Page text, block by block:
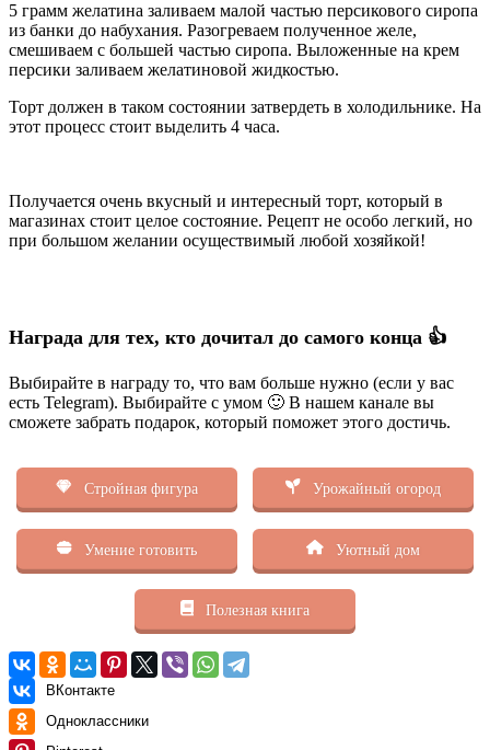
5 грамм желатина заливаем малой частью персикового сиропа
из банки до набухания. Разогреваем полученное желе,
смешиваем с большей частью сиропа. Выложенные на крем
персики заливаем желатиновой жидкостью.
Торт должен в таком состоянии затвердеть в холодильнике. На
этот процесс стоит выделить 4 часа.
Получается очень вкусный и интересный торт, который в
магазинах стоит целое состояние. Рецепт не особо легкий, но
при большом желании осуществимый любой хозяйкой!
Награда для тех, кто дочитал до самого конца 👍
Выбирайте в награду то, что вам больше нужно (если у вас
есть Telegram). Выбирайте с умом 🙂 В нашем канале вы
сможете забрать подарок, который поможет этого достичь.
Стройная фигура Урожайный огород
Умение готовить Уютный дом
Полезная книга
ВКонтакте
Одноклассники